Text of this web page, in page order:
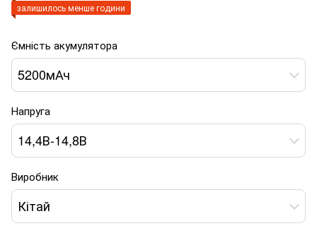
залишилось менше години
Ємність акумулятора
5200мАч
Напруга
14,4В-14,8В
Виробник
Кітай